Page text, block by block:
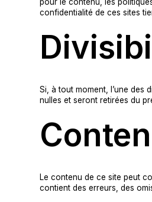
confidentialité de ces sites
Si, à tout moment, l’une
nulles et seront retirées du
Le contenu de ce site peut
contient des erreurs, des